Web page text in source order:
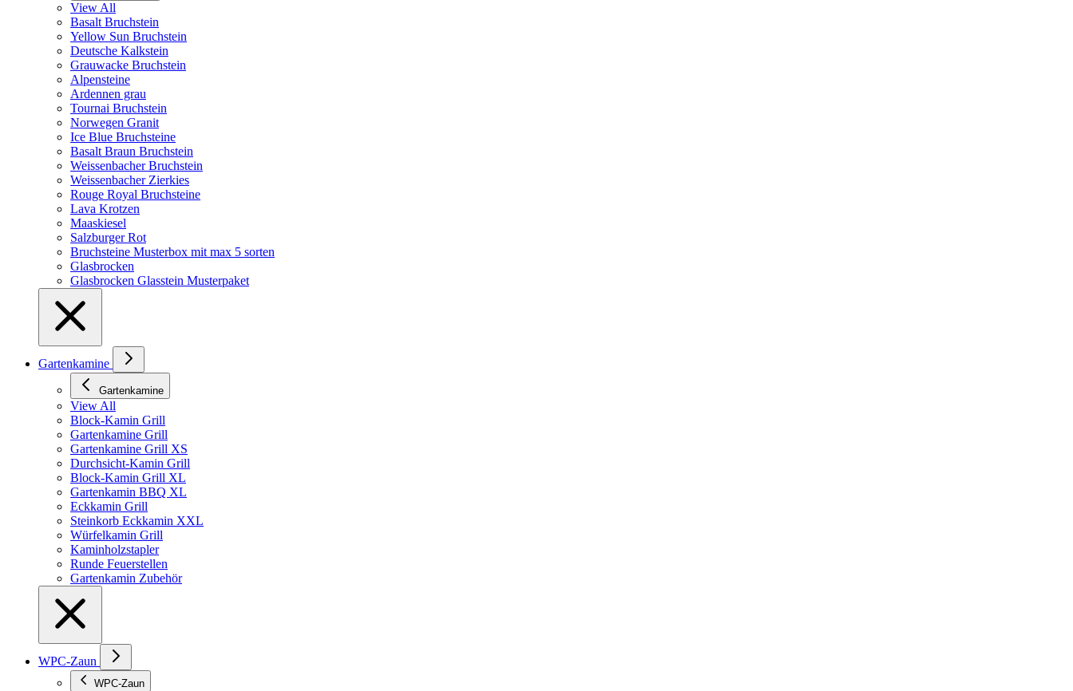
View All
Basalt Bruchstein
Yellow Sun Bruchstein
Deutsche Kalkstein
Grauwacke Bruchstein
Alpensteine
Ardennen grau
Tournai Bruchstein
Norwegen Granit
Ice Blue Bruchsteine
Basalt Braun Bruchstein
Weissenbacher Bruchstein
Weissenbacher Zierkies
Rouge Royal Bruchsteine
Lava Krotzen
Maaskiesel
Salzburger Rot
Bruchsteine Musterbox mit max 5 sorten
Glasbrocken
Glasbrocken Glasstein Musterpaket
Gartenkamine
Gartenkamine
View All
Block-Kamin Grill
Gartenkamine Grill
Gartenkamine Grill XS
Durchsicht-Kamin Grill
Block-Kamin Grill XL
Gartenkamin BBQ XL
Eckkamin Grill
Steinkorb Eckkamin XXL
Würfelkamin Grill
Kaminholzstapler
Runde Feuerstellen
Gartenkamin Zubehör
WPC-Zaun
WPC-Zaun